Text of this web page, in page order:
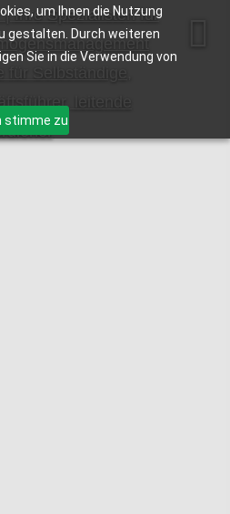
um Ihnen die Nutzung
gestalten. Durch weiteren
Sie in die Verwendung von
stimme zu